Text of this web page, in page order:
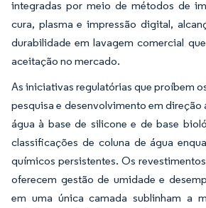
integradas por meio de métodos de
cura, plasma e impressão digital,
durabilidade em lavagem comercial
aceitação no mercado.
As iniciativas regulatórias que proíbem
pesquisa e desenvolvimento em direção
água à base de silicone e de base
classificações de coluna de água
químicos persistentes. Os
oferecem gestão de umidade e
em uma única camada sublinham a